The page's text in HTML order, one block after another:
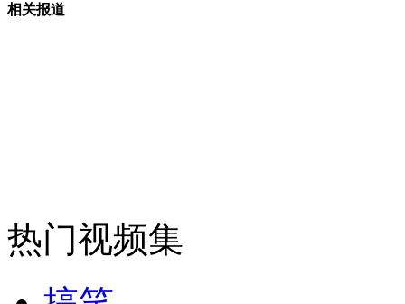
无痛分娩是否安全 医生回应
相关报道
热门视频集